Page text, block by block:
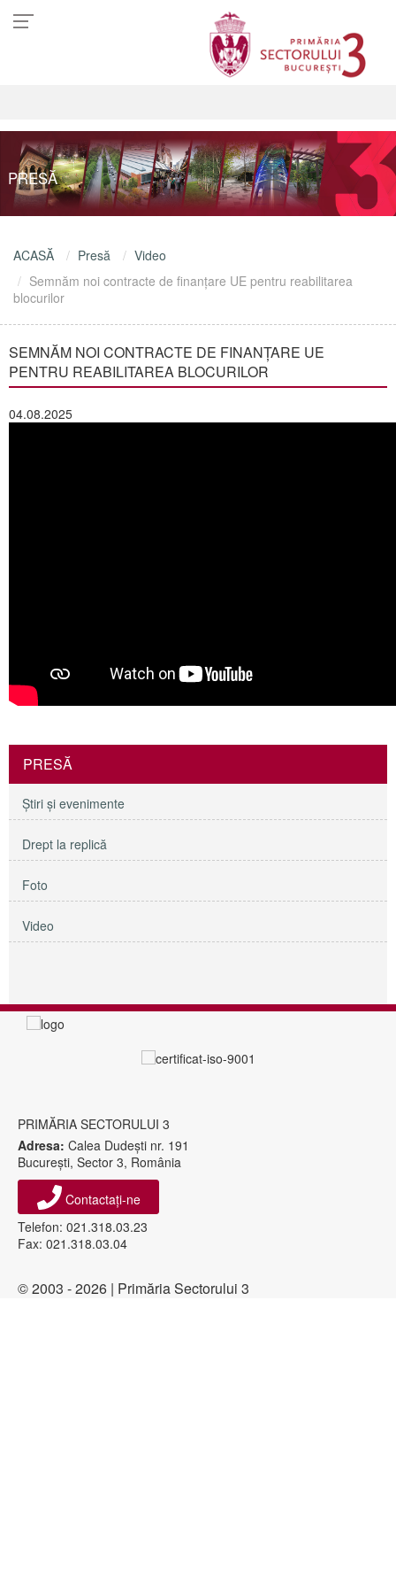
PRESĂ
ACASĂ Presă
Video
Semnăm noi contracte de finanțare UE pentru reabilitarea
blocurilor
SEMNĂM NOI CONTRACTE DE FINANȚARE UE
PENTRU REABILITAREA BLOCURILOR
04.08.2025
PRESĂ
Ştiri şi evenimente
Drept la replică
Foto
Video
PRIMĂRIA SECTORULUI 3
Adresa: Calea Dudeşti nr. 191
Bucureşti, Sector 3, România
Contactați-ne
Telefon: 021.318.03.23
Fax: 021.318.03.04
© 2003 - 2026 | Primăria Sectorului 3